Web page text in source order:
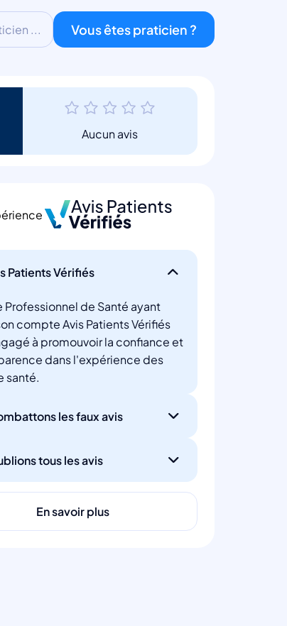
... Vous êtes praticien ?
Aucun avis
Patients Vérifiés
Professionnel de Santé ayant
compte Avis Patients Vérifiés
à promouvoir la confiance et
dans l'expérience des
santé.
les faux avis
tous les avis
En savoir plus